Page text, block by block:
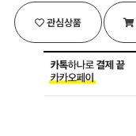
관심상품